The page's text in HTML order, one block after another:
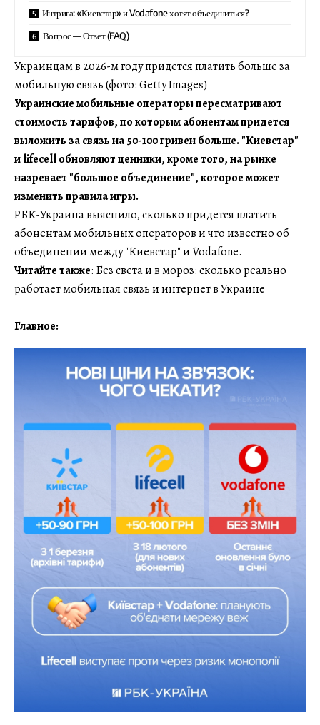
Интрига: «Киевстар» и Vodafone хотят объединиться?
Вопрос — Ответ (FAQ)
Украинцам в 2026-м году придется платить больше за
мобильную связь (фото: Getty Images)
Украинские мобильные операторы пересматривают
стоимость тарифов, по которым абонентам придется
выложить за связь на 50-100 гривен больше. "Киевстар"
и lifecell обновляют ценники, кроме того, на рынке
назревает "большое объединение", которое может
изменить правила игры.
РБК-Украина выяснило, сколько придется платить
абонентам мобильных операторов и что известно об
объединении между "Киевстар" и Vodafone.
Читайте также: Без света и в мороз: сколько реально
работает мобильная связь и интернет в Украине
Главное: